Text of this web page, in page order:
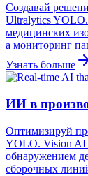
Создавай
Ultralytics
медицинских
а мониторинг
Узнать больше
ИИ в
Оптимизируй
YOLO. Vision AI
обнаружением
сборочных